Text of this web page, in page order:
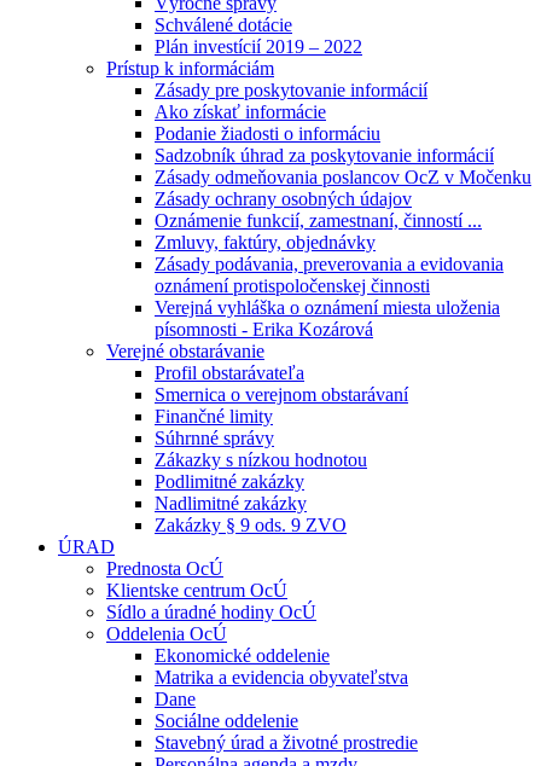
Schválené dotácie
Plán investícií 2019 – 2022
Prístup k informáciám
Zásady pre poskytovanie informácií
Ako získať informácie
Podanie žiadosti o informáciu
Sadzobník úhrad za poskytovanie informácií
Zásady odmeňovania poslancov OcZ v Močenku
Zásady ochrany osobných údajov
Oznámenie funkcií, zamestnaní, činností ...
Zmluvy, faktúry, objednávky
Zásady podávania, preverovania a evidovania
oznámení protispoločenskej činnosti
Verejná vyhláška o oznámení miesta uloženia
písomnosti - Erika Kozárová
Verejné obstarávanie
Profil obstarávateľa
Smernica o verejnom obstarávaní
Finančné limity
Súhrnné správy
Zákazky s nízkou hodnotou
Podlimitné zakázky
Nadlimitné zakázky
Zakázky § 9 ods. 9 ZVO
ÚRAD
Prednosta OcÚ
Klientske centrum OcÚ
Sídlo a úradné hodiny OcÚ
Oddelenia OcÚ
Ekonomické oddelenie
Matrika a evidencia obyvateľstva
Dane
Sociálne oddelenie
Stavebný úrad a životné prostredie